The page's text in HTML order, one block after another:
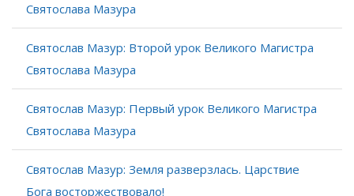
Святослава Мазура
Святослав Мазур: Второй урок Великого Магистра
Святослава Мазура
Святослав Мазур: Первый урок Великого Магистра
Святослава Мазура
Святослав Мазур: Земля разверзлась. Царствие
Бога восторжествовало!